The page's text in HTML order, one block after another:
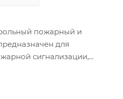
пожарный и
для
сигнализации,